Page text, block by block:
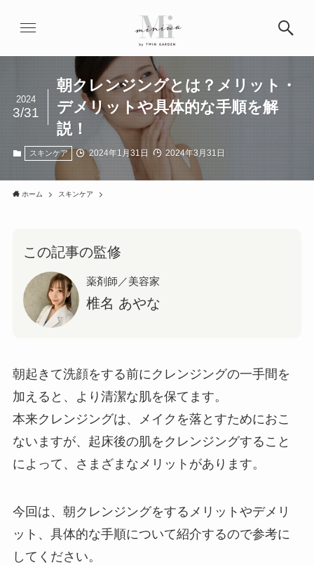
朝クレンジングとは？メリット・
デメリットや具体的な手順を解
説！
2024
3/31
スキンケア 2024年1月31日 2024年3月31日
ホーム スキンケア
この記事の監修
薬剤師／美容家
椎名 あやな
朝起きて洗顔をする前にクレンジングの一手間を
加えると、より清潔な肌を保てます。
本来クレンジングは、メイクを落とすためにおこ
ないますが、起床後の肌をクレンジングすること
によって、さまざまなメリットがあります。
今回は、朝クレンジングをするメリットやデメリ
ット、具体的な手順について紹介するので参考に
してください。